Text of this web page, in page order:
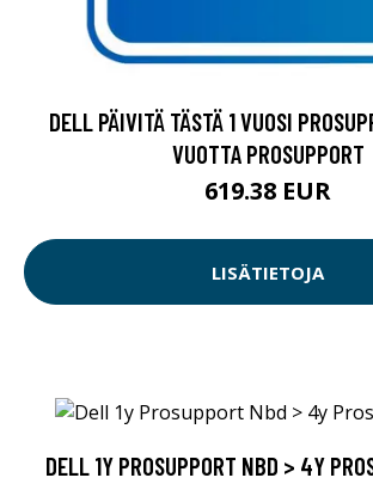
DELL PÄIVITÄ TÄSTÄ 1 VUOSI
VUOTTA PROSUPPORT
619.38 EUR
LISÄTIETOJA
DELL 1Y PROSUPPORT NBD > 4Y